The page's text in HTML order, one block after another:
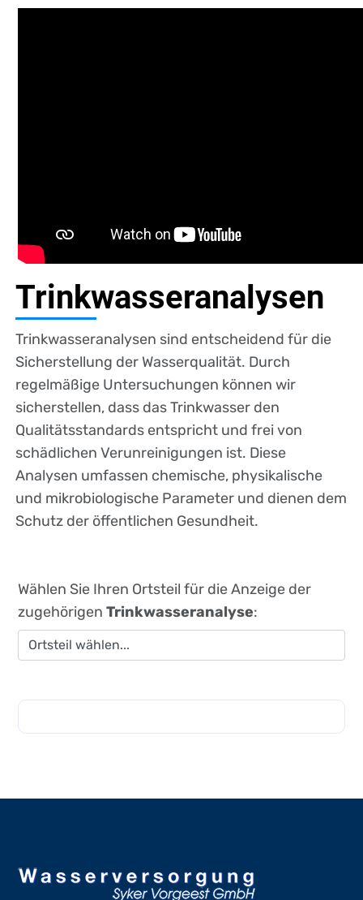
Trinkwasseranalysen
Trinkwasseranalysen sind entscheidend für die
Sicherstellung der Wasserqualität. Durch
regelmäßige Untersuchungen können wir
sicherstellen, dass das Trinkwasser den
Qualitätsstandards entspricht und frei von
schädlichen Verunreinigungen ist. Diese
Analysen umfassen chemische, physikalische
und mikrobiologische Parameter und dienen dem
Schutz der öffentlichen Gesundheit.
Wählen Sie Ihren Ortsteil für die Anzeige der
zugehörigen Trinkwasseranalyse: